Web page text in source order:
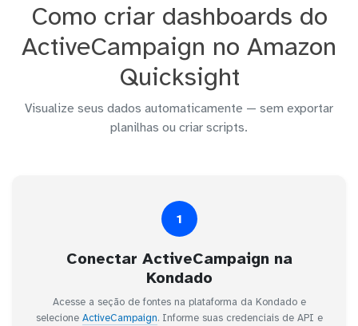
Como criar dashboards do
ActiveCampaign no Amazon
Quicksight
Visualize seus dados automaticamente — sem exportar
planilhas ou criar scripts.
1
Conectar ActiveCampaign na
Kondado
Acesse a seção de fontes na plataforma da Kondado e
selecione ActiveCampaign. Informe suas credenciais de API e